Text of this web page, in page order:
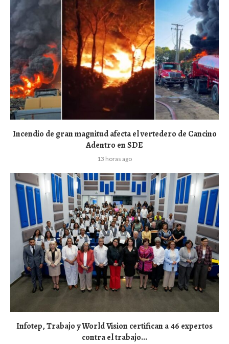
Incendio de gran magnitud afecta el vertedero de Cancino
Adentro en SDE
13 horas ago
Infotep, Trabajo y World Vision certifican a 46 expertos
contra el trabajo...